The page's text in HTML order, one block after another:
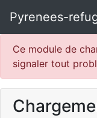
Pyrenees-
Ce module de
signaler tout